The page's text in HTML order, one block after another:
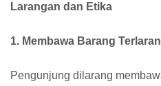
Larangan dan Etika
1. Membawa Barang
Pengunjung dilarang